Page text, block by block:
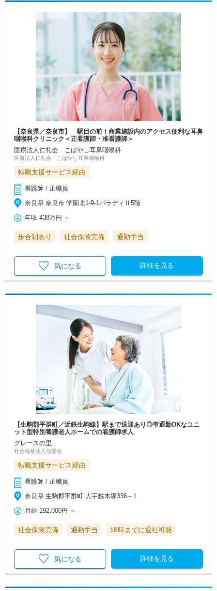
【奈良県／奈良市】 駅目の前！商業施設内のアクセス便利な耳鼻
咽喉科クリニック＜正看護師・准看護師＞
医療法人仁礼会 こばやし耳鼻咽喉科
医療法人仁礼会 こばやし耳鼻咽喉科
転職支援サービス経由
看護師 / 正職員
奈良県 奈良市 学園北1-9-1パラディⅡ5階
年収 438万円 ～
歩合制あり 社会保険完備 通勤手当
詳細を見る
気になる
【生駒郡平群町／近鉄生駒線】駅まで送迎あり◎車通勤OKなユニ
ット型特別養護老人ホームでの看護師求人
グレースの里
社会福祉法人信愛会
転職支援サービス経由
看護師 / 正職員
奈良県 生駒郡平群町 大宇越木塚336－1
月給 192,000円 ～
社会保険完備 通勤手当 18時までに退社可能
詳細を見る
気になる